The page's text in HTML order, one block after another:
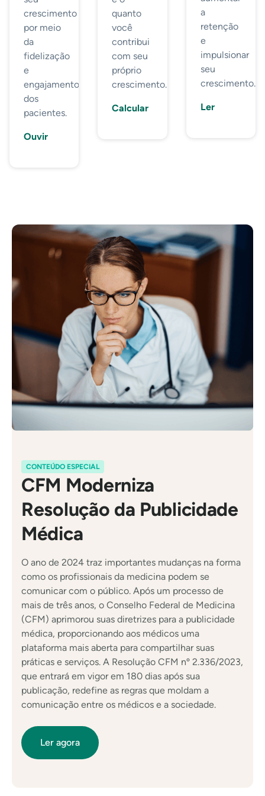
crescimento
por meio
da
fidelização
e
engajamento
dos
pacientes.
Ouvir
quanto
você
contribui
com seu
próprio
crescimento.
Calcular
a
retenção
e
impulsionar
seu
crescimento.
Ler
CONTEÚDO ESPECIAL
CFM Moderniza
Resolução da Publicidade
Médica
O ano de 2024 traz importantes mudanças na forma
como os profissionais da medicina podem se
comunicar com o público. Após um processo de
mais de três anos, o Conselho Federal de Medicina
(CFM) aprimorou suas diretrizes para a publicidade
médica, proporcionando aos médicos uma
plataforma mais aberta para compartilhar suas
práticas e serviços. A Resolução CFM nº 2.336/2023,
que entrará em vigor em 180 dias após sua
publicação, redefine as regras que moldam a
comunicação entre os médicos e a sociedade.
Ler agora